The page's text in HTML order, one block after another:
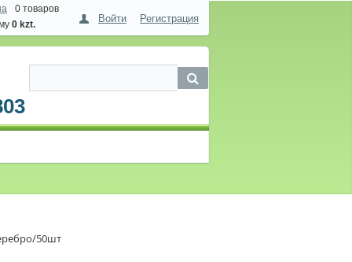
0 товаров
0 kzt. Войти Регистрация
50шт